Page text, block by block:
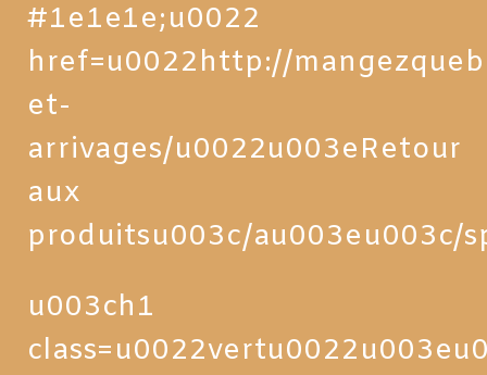
#1e1e1e;u0022
href=u0022http://
et-
arrivages/u0022u003eRetour
aux
produitsu003c/au003eu003c/
u003ch1